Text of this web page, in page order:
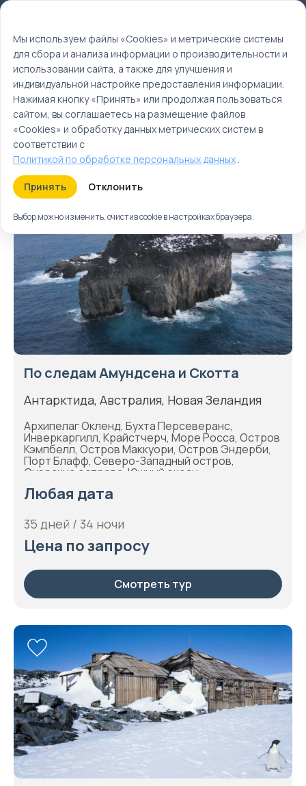
Главная
Туры
Антарктида | Туры в
Антарктиду
Туры Круизы Ближайшие
По следам Амундсена и Скотта
Антарктида, Австралия, Новая Зеландия
Архипелаг Окленд, Бухта Персеверанс,
Инверкаргилл, Крайстчерч, Море Росса, Остров
Кэмпбелл, Остров Маккуори, Остров Эндерби,
Порт Блафф, Северо-Западный остров,
Снэрские острова, Южный океан
Любая дата
35 дней / 34 ночи
Цена по запросу
Смотреть тур
Мы используем файлы «Cookies» и метрические системы
для сбора и анализа информации о производительности и
использовании сайта, а также для улучшения и
индивидуальной настройке предоставления информации.
Нажимая кнопку «Принять» или продолжая пользоваться
сайтом, вы соглашаетесь на размещение файлов
«Cookies» и обработку данных метрических систем в
соответствии с
Политикой по обработке персональных данных.
Принять Отклонить
Выбор можно изменить, очистив cookie в настройках браузера.